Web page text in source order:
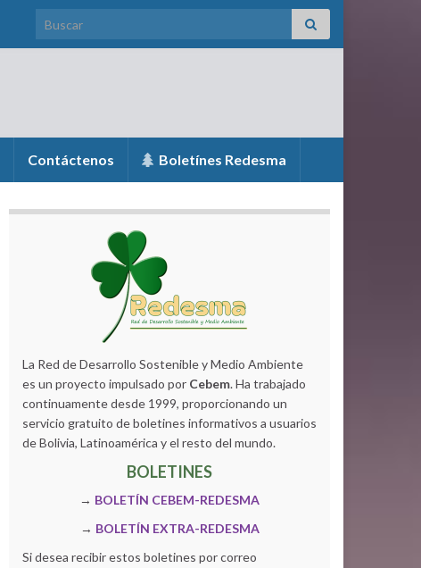
Search for:
Contáctenos Boletínes Redesma
La Red de Desarrollo Sostenible y Medio Ambiente
es un proyecto impulsado por Cebem. Ha trabajado
continuamente desde 1999, proporcionando un
servicio gratuito de boletines informativos a usuarios
de Bolivia, Latinoamérica y el resto del mundo.
BOLETINES
→ BOLETÍN CEBEM-REDESMA
→ BOLETÍN EXTRA-REDESMA
Si desea recibir estos boletines por correo